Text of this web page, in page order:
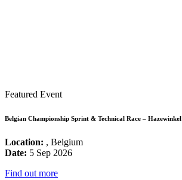
Featured Event
Belgian Championship Sprint & Technical Race – Hazewinkel
Location: , Belgium
Date: 5 Sep 2026
Find out more